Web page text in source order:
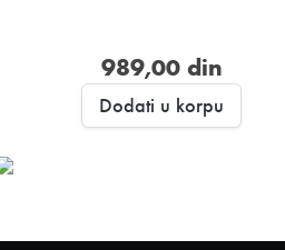
989,00 din
Dodati u korpu